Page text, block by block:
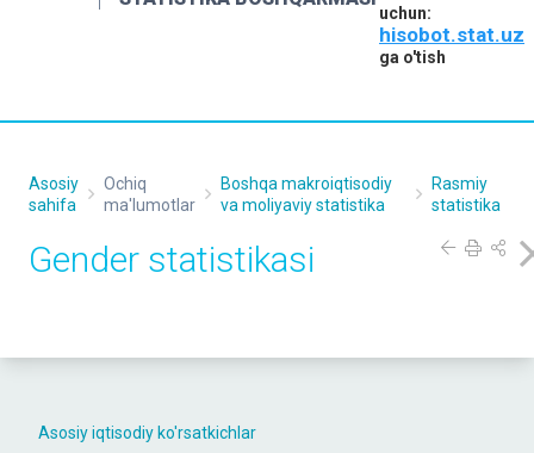
uchun:
hisobot.stat.uz
ga o'tish
Asosiy iqtisodiy ko'rsatkichlar
Asosiy
sahifa
Ochiq
ma'lumotlar
Boshqa makroiqtisodiy
va moliyaviy statistika
Rasmiy
statistika
Gender statistikasi